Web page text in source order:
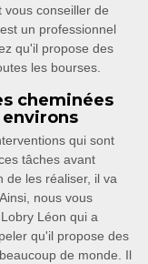
vous conseiller de
un professionnel
qu'il propose des
les bourses.
cheminées
environs
qui sont
tâches avant
de les réaliser, il va
nous vous
Léon qui a
qu'il propose des
de monde. Il